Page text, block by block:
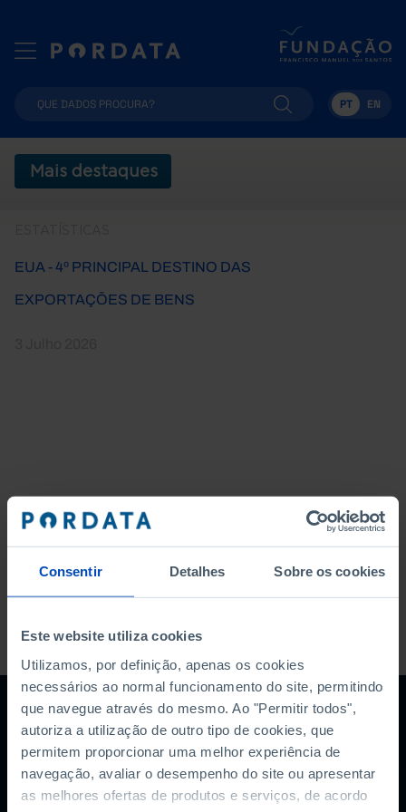
Consentir Detalhes Sobre os cookies
Este website utiliza cookies
Utilizamos, por definição, apenas os cookies
necessários ao normal funcionamento do site, permitindo
que navegue através do mesmo. Ao "Permitir todos",
autoriza a utilização de outro tipo de cookies, que
permitem proporcionar uma melhor experiência de
navegação, avaliar o desempenho do site ou apresentar
as melhores ofertas de produtos e serviços, de acordo
PT EN
Mais destaques
EUA - 4º PRINCIPAL DESTINO DAS
EXPORTAÇÕES DE BENS
SANTOS.
SUBSCREVER A NEWSLETTER DA
FUNDAÇÃO
MANTENHA-SE A PAR.
E-MAIL